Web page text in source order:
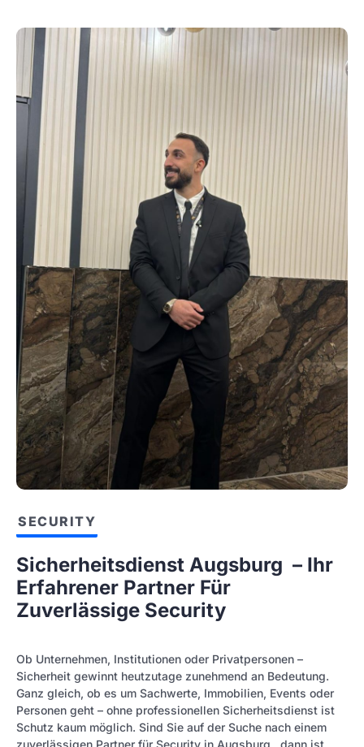
SECURITY
Sicherheitsdienst Augsburg – Ihr
Erfahrener Partner Für
Zuverlässige Security
Ob Unternehmen, Institutionen oder Privatpersonen –
Sicherheit gewinnt heutzutage zunehmend an Bedeutung.
Ganz gleich, ob es um Sachwerte, Immobilien, Events oder
Personen geht – ohne professionellen Sicherheitsdienst ist
Schutz kaum möglich. Sind Sie auf der Suche nach einem
zuverlässigen Partner für Security in Augsburg , dann ist